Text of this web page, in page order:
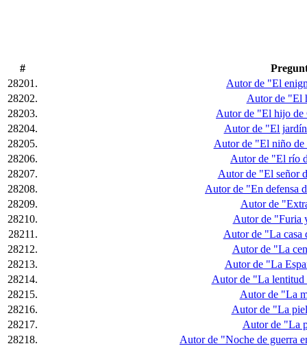
#
28201.
Autor de "El
28202.
Autor de "El
28203.
Autor de "El hijo de
28204.
Autor de "El
28205.
Autor de "El niño de
28206.
Autor de "El río
28207.
Autor de "El señor
28208.
Autor de "En defensa
28209.
Autor de
28210.
Autor de "Furia
28211.
Autor de "La casa
28212.
Autor de "La
28213.
Autor de "La
28214.
Autor de "La lentitud
28215.
Autor de "La
28216.
Autor de "La
28217.
Autor de "La
28218.
Autor de "Noche de guerra